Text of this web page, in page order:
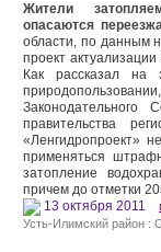
Жители
опасаются
области, по данным
проект
Как рассказал на
Законодательного
правительства
«Ленгидропроект»
применяться
затопление
причем до отметки
13 октября 2011
Усть-Илимский район :